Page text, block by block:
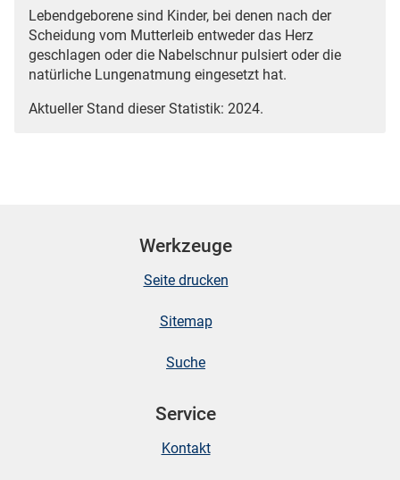
Lebendgeborene sind Kinder, bei denen nach der
Scheidung vom Mutterleib entweder das Herz
geschlagen oder die Nabelschnur pulsiert oder die
natürliche Lungenatmung eingesetzt hat.
Aktueller Stand dieser Statistik: 2024.
Werkzeuge
Seite drucken
Sitemap
Suche
Service
Kontakt